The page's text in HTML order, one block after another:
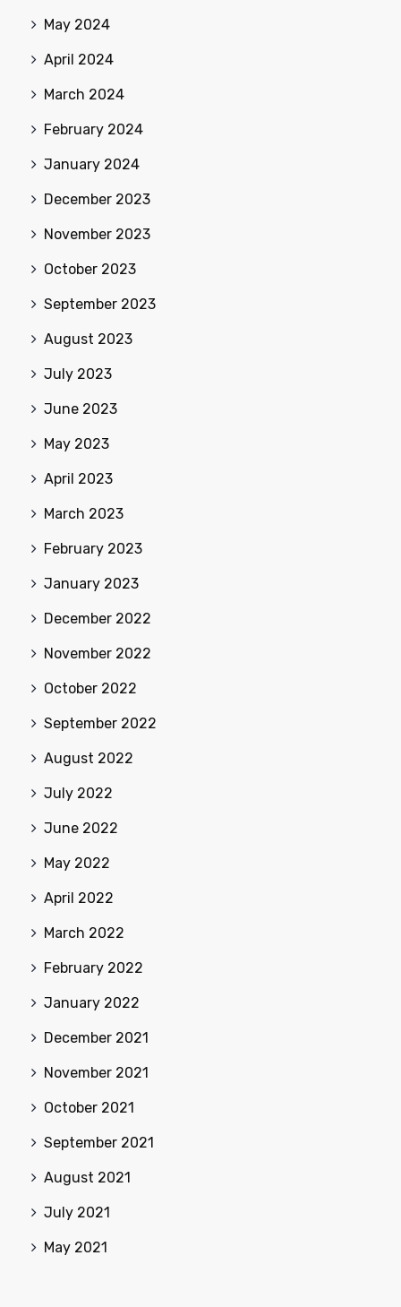
May 2024
April 2024
March 2024
February 2024
January 2024
December 2023
November 2023
October 2023
September 2023
August 2023
July 2023
June 2023
May 2023
April 2023
March 2023
February 2023
January 2023
December 2022
November 2022
October 2022
September 2022
August 2022
July 2022
June 2022
May 2022
April 2022
March 2022
February 2022
January 2022
December 2021
November 2021
October 2021
September 2021
August 2021
July 2021
May 2021